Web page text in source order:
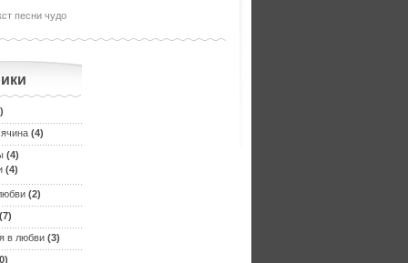
песни чудо
(4)
(4)
(4)
(2)
в любви (3)